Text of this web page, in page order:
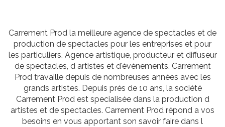
Carrement Prod la meilleure agence de spectacles et de
production de spectacles pour les entreprises et pour
les particuliers. Agence artistique, producteur et diffuseur
de spectacles, d artistes et d'événements. Carrement
Prod travaille depuis de nombreuses années avec les
grands artistes. Depuis prés de 10 ans, la société
Carrement Prod est specialisée dans la production d
artistes et de spectacles. Carrement Prod répond a vos
besoins en vous apportant son savoir faire dans l